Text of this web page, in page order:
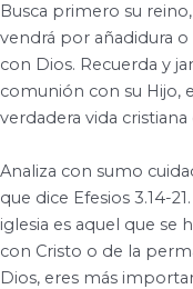
Busca primero su
vendrá por añadidura
con Dios. Recuerda y
comunión con su Hijo,
verdadera vida
Analiza con sumo
que dice Efesios 3.14-21.
iglesia es aquel que
con Cristo o de la
Dios, eres más